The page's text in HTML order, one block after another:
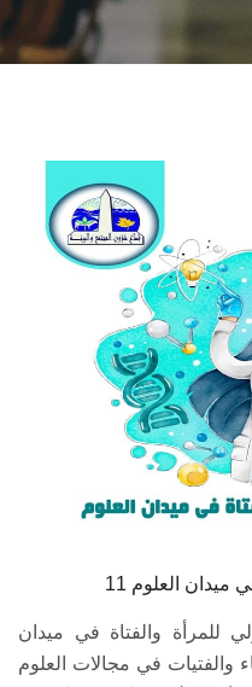
الأنظمة الذكية
تواصل معنا
الطلاب
الدراسات العليا
الموظفون
في ميدان العلوم
الدولي للمرأة والفتاة في ميدان
والفتيات في مجالات العلوم